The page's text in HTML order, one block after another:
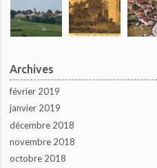
Archives
février 2019
janvier 2019
décembre 2018
novembre 2018
octobre 2018